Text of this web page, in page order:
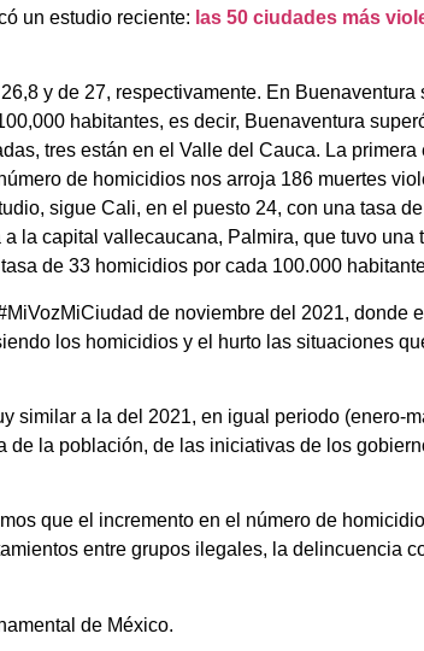
un estudio reciente: las 50 ciudades más
y de 27, respectivamente. En Buenaventura
habitantes, es decir, Buenaventura
tres están en el Valle del Cauca. La primera
de homicidios nos arroja 186 muertes
sigue Cali, en el puesto 24, con una tasa
la capital vallecaucana, Palmira, que tuvo una
de 33 homicidios por cada 100.000
de noviembre del 2021, donde
los homicidios y el hurto las situaciones
similar a la del 2021, en igual periodo (enero-
la población, de las iniciativas de los
que el incremento en el número de
entre grupos ilegales, la delincuencia
de México.